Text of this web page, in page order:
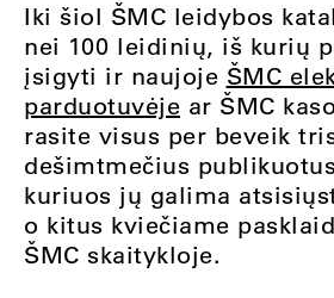
Iki šiol ŠMC leidybos
nei 100 leidinių, iš kurių
įsigyti ir naujoje ŠMC
parduotuvėje ar ŠMC
rasite visus per beveik
dešimtmečius
kuriuos jų galima
o kitus kviečiame
ŠMC skaitykloje.